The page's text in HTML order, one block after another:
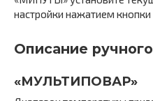
настройки нажатием
Описание
«МУЛЬТИПОВАР»